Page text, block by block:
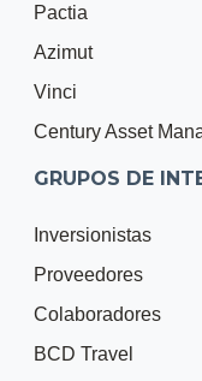
Pactia
Azimut
Vinci
Century Asset
GRUPOS DE
Inversionistas
Proveedores
Colaboradores
BCD Travel